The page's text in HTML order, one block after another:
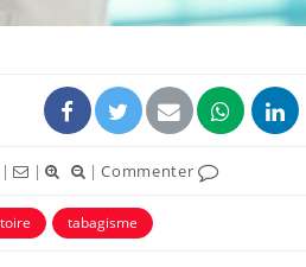
| | |Commenter
tabagisme